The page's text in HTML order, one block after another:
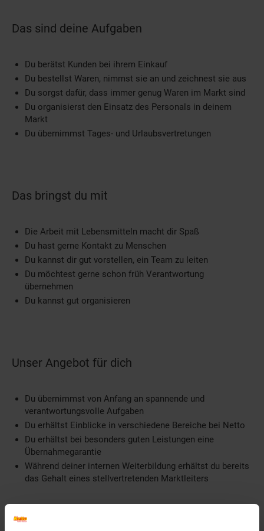
Das sind deine Aufgaben
Du berätst Kunden bei ihrem Einkauf
Du bestellst Waren, nimmst sie an und zeichnest sie aus
Du sorgst dafür, dass immer genug Waren im Markt sind
Du organisierst den Einsatz des Personals in deinem
Markt
Du übernimmst Tages- und Urlaubsvertretungen
Das bringst du mit
Die Arbeit mit Lebensmitteln macht dir Spaß
Du hast gerne Kontakt zu Menschen
Du kannst dir gut vorstellen, ein Team zu leiten
Du möchtest gerne schon früh Verantwortung
übernehmen
Du kannst gut organisieren
Unser Angebot für dich
Du übernimmst von Anfang an spannende und
verantwortungsvolle Aufgaben
Du erhältst Einblicke in verschiedene Bereiche bei Netto
Du erhältst bei besonders guten Leistungen eine
Übernahmegarantie
Während deiner internen Weiterbildung erhältst du bereits
das Gehalt eines stellvertretenden Marktleiters